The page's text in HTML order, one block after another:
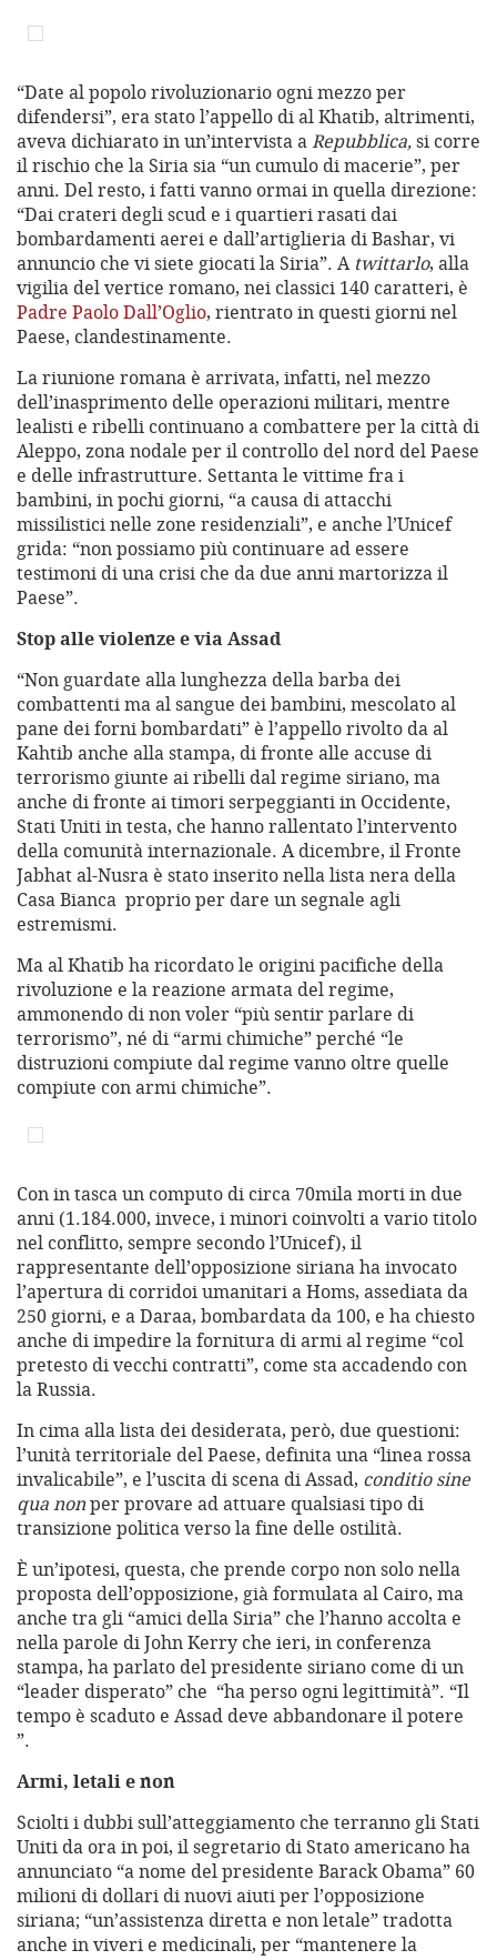
“Date al popolo rivoluzionario ogni mezzo per
difendersi”, era stato l’appello di al Khatib, altrimenti,
aveva dichiarato in un’intervista aRepubblica,si corre
il rischio che la Siria sia “un cumulo di macerie”, per
anni. Del resto, i fatti vanno ormai in quella direzione:
“Dai crateri degli scud e i quartieri rasati dai
bombardamenti aerei e dall’artiglieria di Bashar, vi
annuncio che vi siete giocati la Siria”. A twittarlo, alla
vigilia del vertice romano, nei classici 140 caratteri, è
Padre Paolo Dall’Oglio, rientrato in questi giorni nel
Paese, clandestinamente.
La riunione romana è arrivata, infatti, nel mezzo
dell’inasprimento delle operazioni militari, mentre
lealisti e ribelli continuano a combattere per la città di
Aleppo, zona nodale per il controllo del nord del Paese
e delle infrastrutture. Settanta le vittime fra i
bambini, in pochi giorni, “a causa di attacchi
missilistici nelle zone residenziali”, e anche l’Unicef
grida: “non possiamo più continuare ad essere
testimoni di una crisi che da due anni martorizza il
Paese”.
Stop alle violenze e via Assad
“Non guardate alla lunghezza della barba dei
combattenti ma al sangue dei bambini, mescolato al
pane dei forni bombardati” è l’appello rivolto da al
Kahtib anche alla stampa, di fronte alle accuse di
terrorismo giunte ai ribelli dal regime siriano, ma
anche di fronte ai timori serpeggianti in Occidente,
Stati Uniti in testa, che hanno rallentato l’intervento
della comunità internazionale. A dicembre, il Fronte
Jabhat al-Nusra è stato inserito nella lista nera della
Casa Bianca proprio per dare un segnale agli
estremismi.
Ma al Khatib ha ricordato le origini pacifiche della
rivoluzione e la reazione armata del regime,
ammonendo di non voler “più sentir parlare di
terrorismo”, né di “armi chimiche” perché “le
distruzioni compiute dal regime vanno oltre quelle
compiute con armi chimiche”.
Con in tasca un computo di circa 70mila morti in due
anni (1.184.000, invece, i minori coinvolti a vario titolo
nel conflitto, sempre secondo l’Unicef), il
rappresentante dell’opposizione siriana ha invocato
l’apertura di corridoi umanitari a Homs, assediata da
250 giorni, e a Daraa, bombardata da 100, e ha chiesto
anche di impedire la fornitura di armi al regime “col
pretesto di vecchi contratti”, come sta accadendo con
la Russia.
In cima alla lista dei desiderata, però, due questioni:
l’unità territoriale del Paese, definita una “linea rossa
invalicabile”, e l’uscita di scena di Assad, conditio sine
qua nonper provare ad attuare qualsiasi tipo di
transizione politica verso la fine delle ostilità.
È un’ipotesi, questa, che prende corpo non solo nella
proposta dell’opposizione, già formulata al Cairo, ma
anche tra gli “amici della Siria” che l’hanno accolta e
nella parole di John Kerry che ieri, in conferenza
stampa, ha parlato del presidente siriano come di un
“leader disperato” che “ha perso ogni legittimità”. “Il
tempo è scaduto e Assad deve abbandonare il potere
”.
Armi, letali e non
Sciolti i dubbi sull’atteggiamento che terranno gli Stati
Uniti da ora in poi, il segretario di Stato americano ha
annunciato “a nome del presidente Barack Obama” 60
milioni di dollari di nuovi aiuti per l’opposizione
siriana; “un’assistenza diretta e non letale” tradotta
anche in viveri e medicinali, per “mantenere la